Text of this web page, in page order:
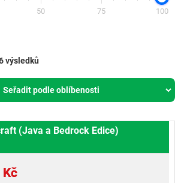
50 75 100
výsledků
(Java a Bedrock Edice)
Kč